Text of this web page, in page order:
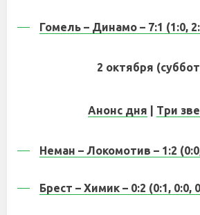
Гомель – Динамо – 7:1 (1:0,
2 октября
Анонс дня Три
Неман – Локомотив – 1:2
Брест – Химик – 0:2 (0:1, 0:0,